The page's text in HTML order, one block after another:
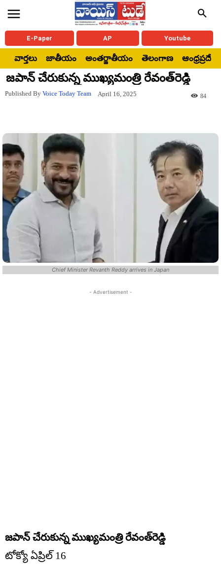
E-Paper AP Youtube
వార్తలు జాతీయం అంతర్జాతీయం తెలంగాణ ఆంధ్రప్రదేశ్
జపాన్‌ చేరుకున్న ముఖ్యమంత్రి రేవంత్‌రెడ్డి
Published By Voice Today Team April 16, 2025 84
Chief Minister Revanth Reddy arrives in Japan
- Advertisement -
జపాన్‌ చేరుకున్న ముఖ్యమంత్రి రేవంత్‌రెడ్డి
టోక్యో ఏప్రిల్ 16